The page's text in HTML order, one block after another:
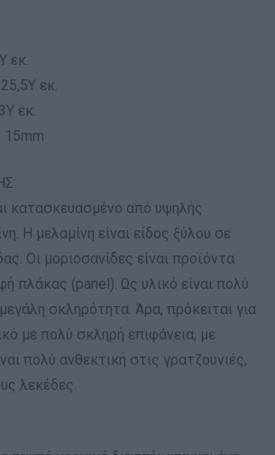
εκ.
εκ.
εκ.
15mm
κατασκευασμένο από υψηλής
Η μελαμίνη είναι είδος ξύλου σε
Οι μοριοσανίδες είναι προϊόντα
πλάκας (panel). Ως υλικό είναι πολύ
σκληρότητα. Άρα, πρόκειται για
με πολύ σκληρή επιφάνεια, με
πολύ ανθεκτική στις γρατζουνιές,
λεκέδες.